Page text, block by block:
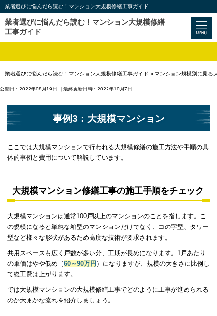
業者選びに悩んだら読む！マンション大規模修繕工事ガイド
業者選びに悩んだら読む！マンション大規模修繕
工事ガイド
業者選びに悩んだら読む！マンション大規模修繕工事ガイド » マンション規模別に見る
公開日：2022年08月19日 ｜最終更新日時：2022年10月7日
事例3：大規模マンション
ここでは大規模マンションで行われる大規模修繕の施工方法や手順の具
体的事例と費用について解説しています。
大規模マンション修繕工事の施工手順をチェック
大規模マンションは通常100戸以上のマンションのことを指します。こ
の規模になると単純な箱型のマンションだけでなく、コの字型、タワー
型など様々な形状があるため高度な技術が要求されます。
共用スペースも広く戸数が多い分、工期が長めになります。1戸あたり
の単価はやや低め（60～90万円 ）になりますが、規模の大きさに比例し
て総工費は上がります。
では大規模マンションの大規模修繕工事でどのように工事が進められる
のか大まかな流れを紹介しましょう。